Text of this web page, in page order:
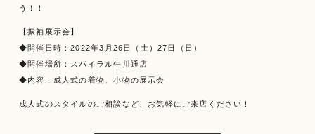
う！！
【振袖展示会】
◆開催日時：2022年3月26日（土）27日（日）
◆開催場所：スパイラル牛川通店
◆内容：成人式の着物、小物の展示会
成人式のスタイルのご相談など、お気軽にご来店ください！